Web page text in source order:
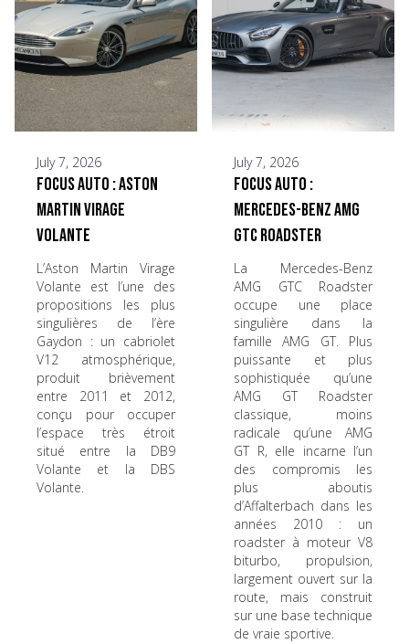
July 7, 2026
Focus Auto : Aston
Martin Virage
Volante
L’Aston Martin Virage
Volante est l’une des
propositions les plus
singulières de l’ère
Gaydon : un cabriolet
V12 atmosphérique,
produit brièvement
entre 2011 et 2012,
conçu pour occuper
l’espace très étroit
situé entre la DB9
Volante et la DBS
Volante.
July 7, 2026
Focus Auto :
Mercedes-Benz AMG
GTC Roadster
La Mercedes-Benz
AMG GTC Roadster
occupe une place
singulière dans la
famille AMG GT. Plus
puissante et plus
sophistiquée qu’une
AMG GT Roadster
classique, moins
radicale qu’une AMG
GT R, elle incarne l’un
des compromis les
plus aboutis
d’Affalterbach dans les
années 2010 : un
roadster à moteur V8
biturbo, propulsion,
largement ouvert sur la
route, mais construit
sur une base technique
de vraie sportive.